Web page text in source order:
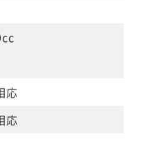
応
応